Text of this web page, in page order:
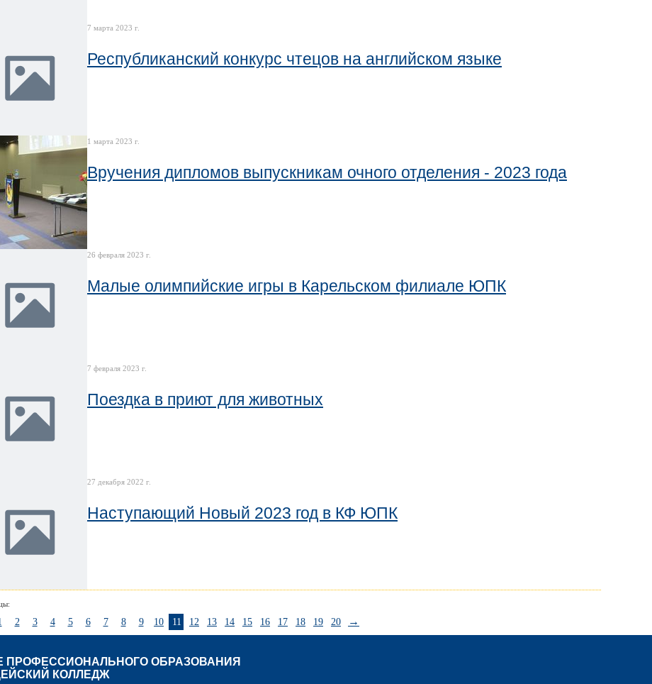
7 марта 2023 г.
Республиканский конкурс чтецов на английском языке
1 марта 2023 г.
Вручения дипломов выпускникам очного отделения - 2023 года
26 февраля 2023 г.
Малые олимпийские игры в Карельском филиале ЮПК
7 февраля 2023 г.
Поездка в приют для животных
27 декабря 2022 г.
Наступающий Новый 2023 год в КФ ЮПК
2 3 4 5 6 7 8 9 10 11 12 13 14 15 16 17 18 19 20 →
ПРОФЕССИОНАЛЬНОГО ОБРАЗОВАНИЯ
КОЛЛЕДЖ